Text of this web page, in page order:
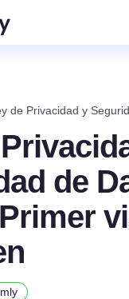
de Privacidad y
de